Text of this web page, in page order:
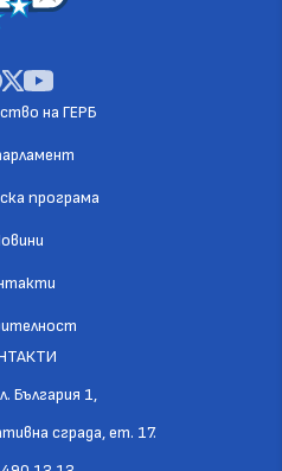
на ГЕРБ
програма
България 1,
сграда, ет. 17.